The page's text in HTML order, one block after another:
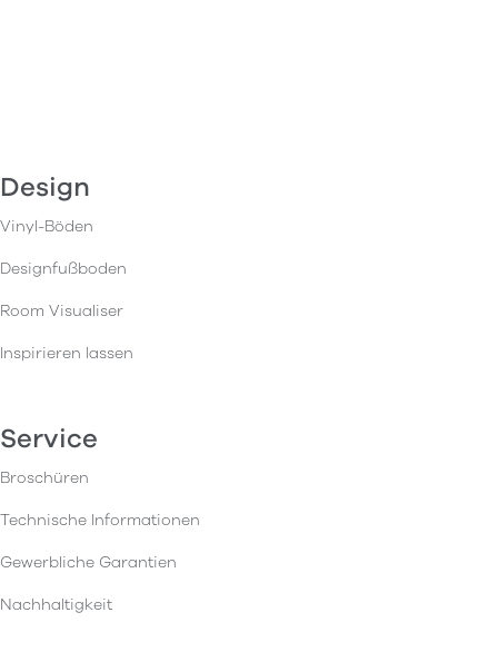
Design
Vinyl-Böden
Designfußboden
Room Visualiser
Inspirieren lassen
Service
Broschüren
Technische Informationen
Gewerbliche Garantien
Nachhaltigkeit